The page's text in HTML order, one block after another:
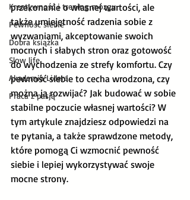
Kreatywność i trening mózgu
Pewność siebie
Dobra książka
Slow life
Akademia Lidera
Praca z pasją
przekonanie o własnej wartości, ale
także umiejętność radzenia sobie z
wyzwaniami, akceptowanie swoich
mocnych i słabych stron oraz gotowość
do wychodzenia ze strefy komfortu. Czy
pewność siebie to cecha wrodzona, czy
można ją rozwijać? Jak budować w sobie
stabilne poczucie własnej wartości? W
tym artykule znajdziesz odpowiedzi na
te pytania, a także sprawdzone metody,
które pomogą Ci wzmocnić pewność
siebie i lepiej wykorzystywać swoje
mocne strony.